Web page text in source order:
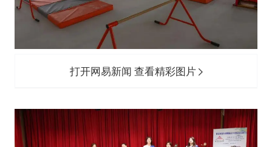
打开网易新闻 查看精彩图片